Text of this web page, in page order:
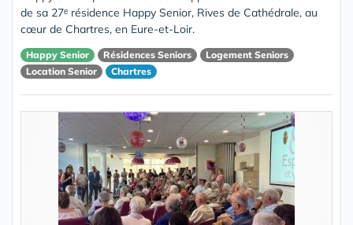
de sa 27ᵉ résidence Happy Senior, Rives de Cathédrale, au
cœur de Chartres, en Eure-et-Loir.
Happy Senior Résidences Seniors
Logement Seniors
Location Senior
Chartres